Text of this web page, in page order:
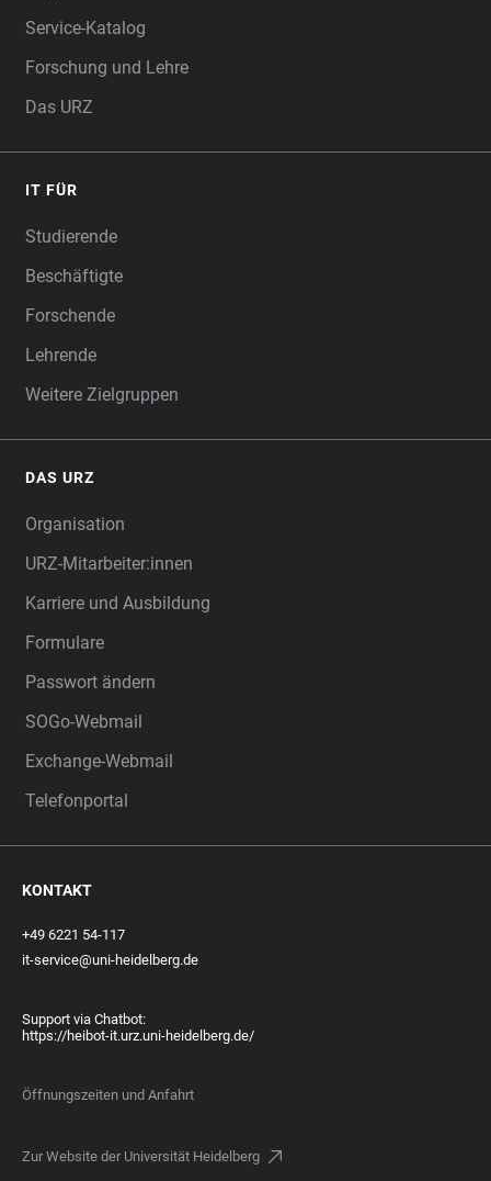
Service-Katalog
Forschung und Lehre
Das URZ
IT FÜR
Studierende
Beschäftigte
Forschende
Lehrende
Weitere Zielgruppen
DAS URZ
Organisation
URZ-Mitarbeiter:innen
Karriere und Ausbildung
Formulare
Passwort ändern
SOGo-Webmail
Exchange-Webmail
Telefonportal
KONTAKT
+49 6221 54-117
it-service@uni-heidelberg.de
Support via Chatbot:
https://heibot-it.urz.uni-heidelberg.de/
Öffnungszeiten und Anfahrt
Zur Website der Universität Heidelberg